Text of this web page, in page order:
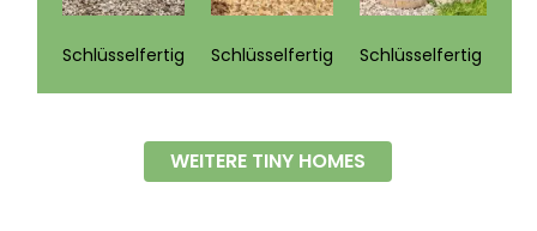
Schlüsselfertig Schlüsselfertig Schlüsselfertig
WEITERE TINY HOMES